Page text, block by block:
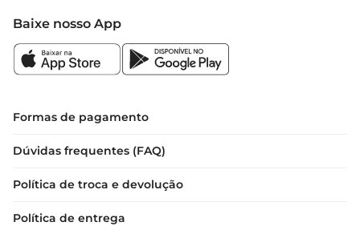
Baixe nosso App
Formas de pagamento
Dúvidas frequentes (FAQ)
Política de troca e devolução
Política de entrega